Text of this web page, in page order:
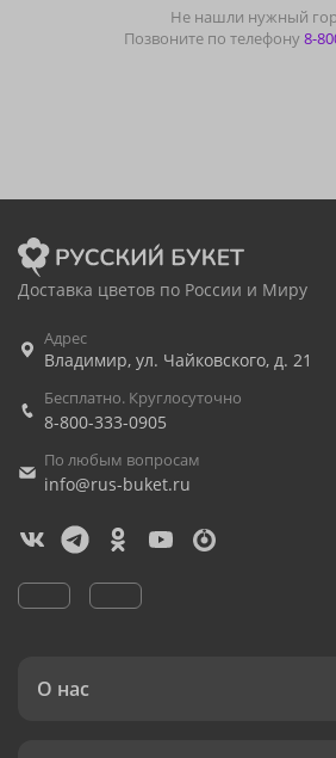
Не нашли нужный
Позвоните по телефону8-
Доставка цветов по России и Миру
Адрес
Владимир, ул. Чайковского, д. 21
Бесплатно. Круглосуточно
8-800-333-0905
По любым вопросам
info@rus-buket.ru
О нас